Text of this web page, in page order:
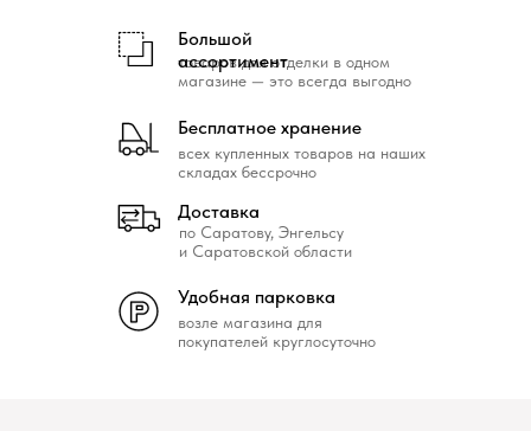
возле магазина для
покупателей круглосуточно
Удобная парковка
всех купленных товаров на наших
складах бессрочно
Бесплатное хранение
товаров для отделки в одном
магазине — это всегда выгодно
Большой
ассортимент
по Саратову, Энгельсу
и Саратовской области
Доставка